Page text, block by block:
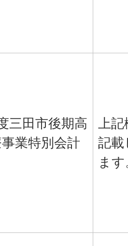
三田市後期高
業特別会計
上
記載
ま